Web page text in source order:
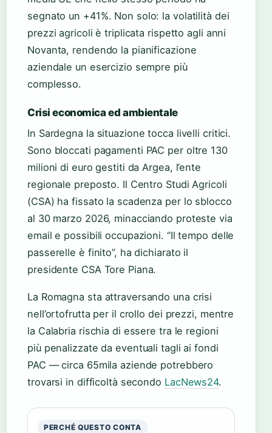
segnato un +41%. Non solo: la volatilità dei
prezzi agricoli è triplicata rispetto agli anni
Novanta, rendendo la pianificazione
aziendale un esercizio sempre più
complesso.
Crisi economica ed ambientale
In Sardegna la situazione tocca livelli critici.
Sono bloccati pagamenti PAC per oltre 130
milioni di euro gestiti da Argea, l’ente
regionale preposto. Il Centro Studi Agricoli
(CSA) ha fissato la scadenza per lo sblocco
al 30 marzo 2026, minacciando proteste via
email e possibili occupazioni. “Il tempo delle
passerelle è finito”, ha dichiarato il
presidente CSA Tore Piana.
La Romagna sta attraversando una crisi
nell’ortofrutta per il crollo dei prezzi, mentre
la Calabria rischia di essere tra le regioni
più penalizzate da eventuali tagli ai fondi
PAC — circa 65mila aziende potrebbero
trovarsi in difficoltà secondo LacNews24.
PERCHÉ QUESTO CONTA